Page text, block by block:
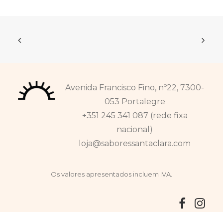
Avenida Francisco Fino, nº22, 7300-
053 Portalegre
+351 245 341 087 (rede fixa
nacional)
loja@saboressantaclara.com
Os valores apresentados incluem IVA.